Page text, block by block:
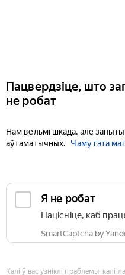
Пацвердзіце, што
не робат
Нам вельмі шкада, але
аўтаматычных.
Чаму гэта
Я не робат
Націсніце, каб
SmartCaptcha by
Калі ў вас узніклі праблемы, калі